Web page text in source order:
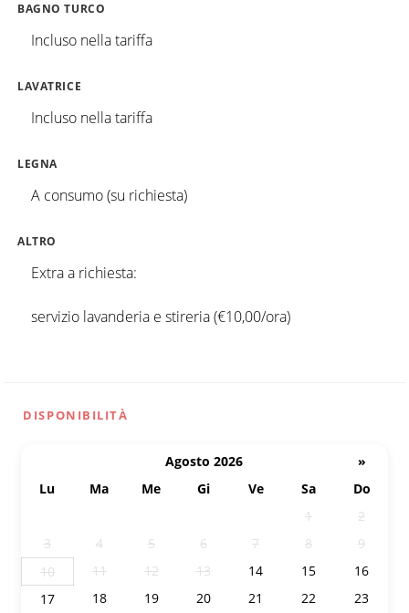
BAGNO TURCO
Incluso nella tariffa
LAVATRICE
Incluso nella tariffa
LEGNA
A consumo (su richiesta)
ALTRO
Extra a richiesta:
servizio lavanderia e stireria (€10,00/ora)
DISPONIBILITÀ
Agosto 2026
»
Lu
Ma Me Gi Ve Sa
Do
1
2
3
4 5 6 7 8
9
10
11 12 13 14 15
16
17
18 19 20 21 22
23